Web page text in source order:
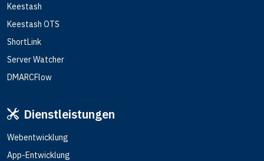
Keestash
Keestash OTS
ShortLink
Server Watcher
DMARCFlow
Dienstleistungen
Webentwicklung
App-Entwicklung